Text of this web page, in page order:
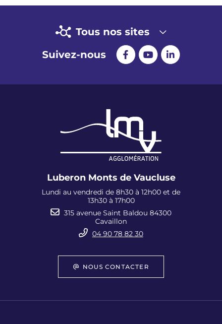
Tous nos sites
Suivez-nous
Luberon Monts de Vaucluse
Lundi au vendredi de 8h30 à 12h00 et de
13h30 à 17h00
315 avenue Saint Baldou 84300
Cavaillon
04 90 78 82 30
NOUS CONTACTER